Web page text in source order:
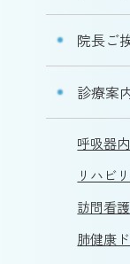
院長ご
診療案
呼吸器
リハビ
訪問看護
肺健康